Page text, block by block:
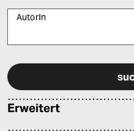
AutorIn
Erweitert